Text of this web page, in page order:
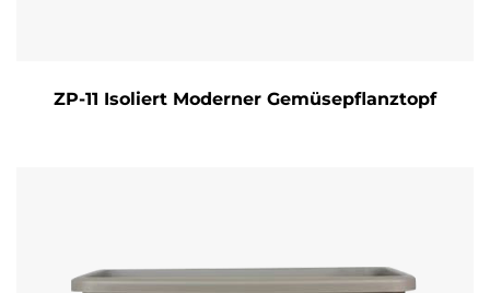
ZP-11 Isoliert Moderner Gemüsepflanztopf